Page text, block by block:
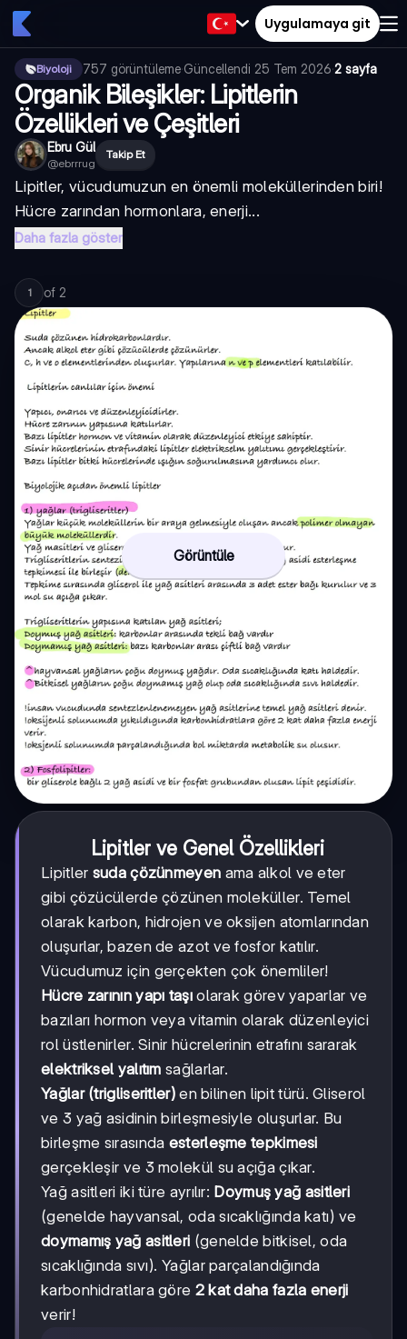
Uygulamaya git
Biyoloji 757 görüntüleme·Güncellendi 25 Tem 2026·2 sayfa
Organik Bileşikler: Lipitlerin
Özellikleri ve Çeşitleri
Ebru Gül
@ebrrrug
Takip Et
Lipitler, vücudumuzun en önemli moleküllerinden biri!
Hücre zarından hormonlara, enerji...
Daha fazla göster
1 of 2
Görüntüle
Lipitler ve Genel Özellikleri
Lipitler suda çözünmeyen ama alkol ve eter
gibi çözücülerde çözünen moleküller. Temel
olarak karbon, hidrojen ve oksijen atomlarından
oluşurlar, bazen de azot ve fosfor katılır.
Vücudumuz için gerçekten çok önemliler!
Hücre zarının yapı taşıolarak görev yaparlar ve
bazıları hormon veya vitamin olarak düzenleyici
rol üstlenirler. Sinir hücrelerinin etrafını sararak
elektriksel yalıtım sağlarlar.
Yağlar (trigliseritler)en bilinen lipit türü. Gliserol
ve 3 yağ asidinin birleşmesiyle oluşurlar. Bu
birleşme sırasında esterleşme tepkimesi
gerçekleşir ve 3 molekül su açığa çıkar.
Yağ asitleri iki türe ayrılır: Doymuş yağ asitleri
(genelde hayvansal, oda sıcaklığında katı) ve
doymamış yağ asitleri (genelde bitkisel, oda
sıcaklığında sıvı). Yağlar parçalandığında
karbonhidratlara göre 2 kat daha fazla enerji
verir!